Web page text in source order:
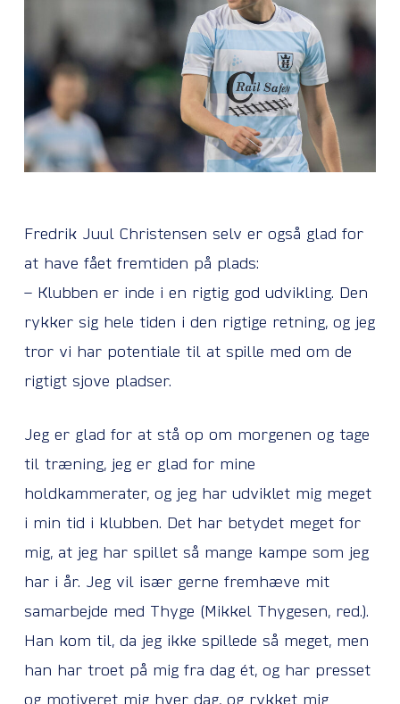
Fredrik Juul Christensen selv er også glad for
at have fået fremtiden på plads:
– Klubben er inde i en rigtig god udvikling. Den
rykker sig hele tiden i den rigtige retning, og jeg
tror vi har potentiale til at spille med om de
rigtigt sjove pladser.
Jeg er glad for at stå op om morgenen og tage
til træning, jeg er glad for mine
holdkammerater, og jeg har udviklet mig meget
i min tid i klubben. Det har betydet meget for
mig, at jeg har spillet så mange kampe som jeg
har i år. Jeg vil især gerne fremhæve mit
samarbejde med Thyge (Mikkel Thygesen, red.).
Han kom til, da jeg ikke spillede så meget, men
han har troet på mig fra dag ét, og har presset